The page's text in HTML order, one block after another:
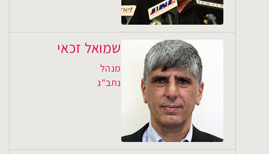
שמואל זכאי
מנהל
נתב"ג